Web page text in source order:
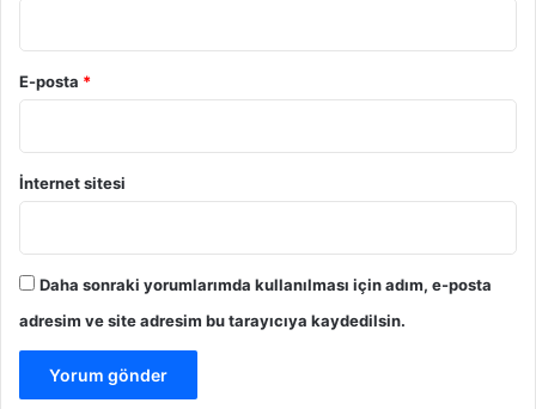
E-posta *
İnternet sitesi
Daha sonraki yorumlarımda kullanılması için adım, e-posta
adresim ve site adresim bu tarayıcıya kaydedilsin.